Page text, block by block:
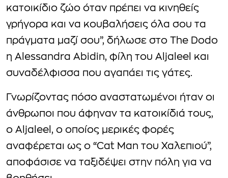
κατοικίδιο ζώο όταν πρέπει να κινηθείς
γρήγορα και να κουβαλήσεις όλα σου τα
πράγματα μαζί σου”, δήλωσε στο The Dodo
η Alessandra Abidin, φίλη του Aljaleel και
συναδέλφισσα που αγαπάει τις γάτες.
Γνωρίζοντας πόσο αναστατωμένοι ήταν οι
άνθρωποι που άφηναν τα κατοικίδιά τους,
ο Aljaleel, ο οποίος μερικές φορές
αναφέρεται ως ο “Cat Man του Χαλεπιού”,
αποφάσισε να ταξιδέψει στην πόλη για να